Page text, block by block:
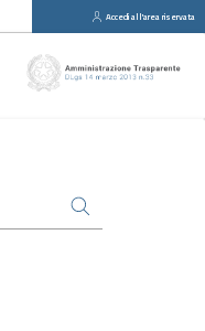
Accedi all'area riservata